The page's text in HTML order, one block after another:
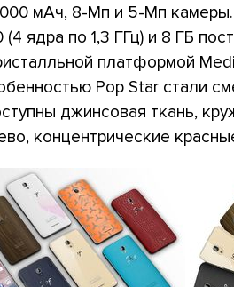
мАч, 8-Мп и 5-Мп
ядра по 1,3 ГГц) и 8 ГБ
платформой
Pop Star стали
джинсовая ткань,
концентрические